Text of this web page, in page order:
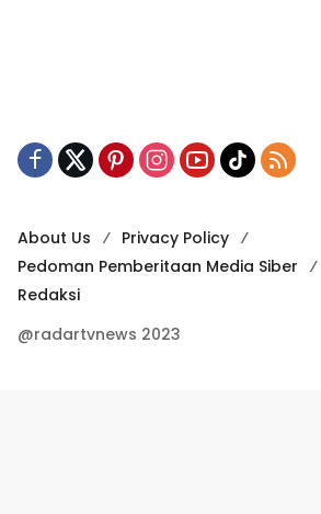
About Us
Privacy Policy
Pedoman Pemberitaan Media Siber
Redaksi
@radartvnews 2023